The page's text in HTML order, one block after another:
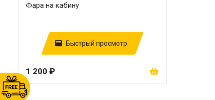
Фара на кабину
Быстрый просмотр
1 200 ₽